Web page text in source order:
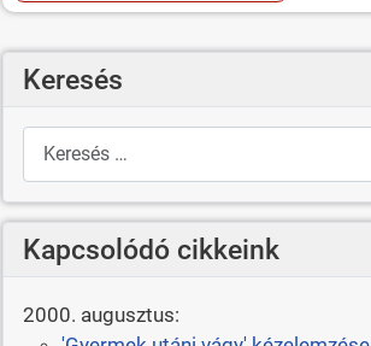
Keresés
Keresés
Kapcsolódó cikkeink
2000. augusztus: